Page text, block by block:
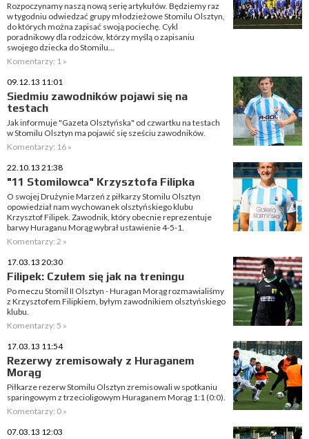
Rozpoczynamy naszą nową serię artykułów. Będziemy raz
w tygodniu odwiedzać grupy młodzieżowe Stomilu Olsztyn,
do których można zapisać swoją pociechę. Cykl
poradnikowy dla rodziców, którzy myślą o zapisaniu
swojego dziecka do Stomilu...
Komentarzy: 1 »
09.12.13 11:01
Siedmiu zawodników pojawi się na
testach
Jak informuje "Gazeta Olsztyńska" od czwartku na testach
w Stomilu Olsztyn ma pojawić się sześciu zawodników.
Komentarzy: 16 »
22.10.13 21:38
"11 Stomilowca" Krzysztofa Filipka
O swojej Drużynie Marzeń z piłkarzy Stomilu Olsztyn
opowiedział nam wychowanek olsztyńskiego klubu
Krzysztof Filipek. Zawodnik, który obecnie reprezentuje
barwy Huraganu Morąg wybrał ustawienie 4-5-1.
Komentarzy: 2 »
17.03.13 20:30
Filipek: Czułem się jak na treningu
Po meczu Stomil II Olsztyn - Huragan Morąg rozmawialiśmy
z Krzysztofem Filipkiem, byłym zawodnikiem olsztyńskiego
klubu.
Komentarzy: 5 »
17.03.13 11:54
Rezerwy zremisowały z Huraganem
Morąg
Piłkarze rezerw Stomilu Olsztyn zremisowali w spotkaniu
sparingowym z trzecioligowym Huraganem Morąg 1:1 (0:0).
Komentarzy: 0 »
07.03.13 12:03